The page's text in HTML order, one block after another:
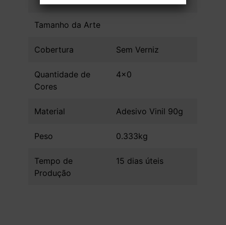
Tamanho da Arte
Cobertura Sem Verniz
Quantidade de
Cores
4x0
Material Adesivo Vinil 90g
Peso 0.333kg
Tempo de
Produção
15 dias úteis